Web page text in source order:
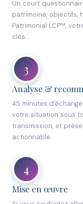
Un court
patrimoine, objectifs,
Patrimonial LCP™,
clés.
3
Analyse &
45 minutes
votre situation sous
transmission, et
actionnable.
4
Mise en œuvre